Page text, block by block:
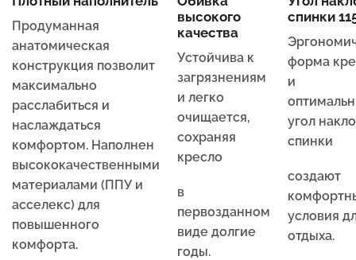
Продуманная
анатомическая
конструкция позволит
максимально
расслабиться и
наслаждаться
комфортом. Наполнен
высококачественными
материалами (ППУ и
асселекс) для
повышенного
комфорта.
высокого
качества
Устойчива к
загрязнениям
и легко
очищается,
сохраняя
кресло
в
первозданном
виде долгие
годы.
спинки
форма
и
угол
спинки
создают
условия
отдыха.